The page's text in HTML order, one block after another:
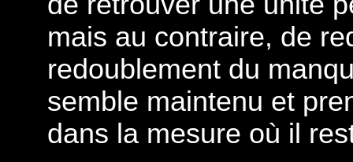
mais au contraire, de
redoublement du
semble maintenu et
dans la mesure où il